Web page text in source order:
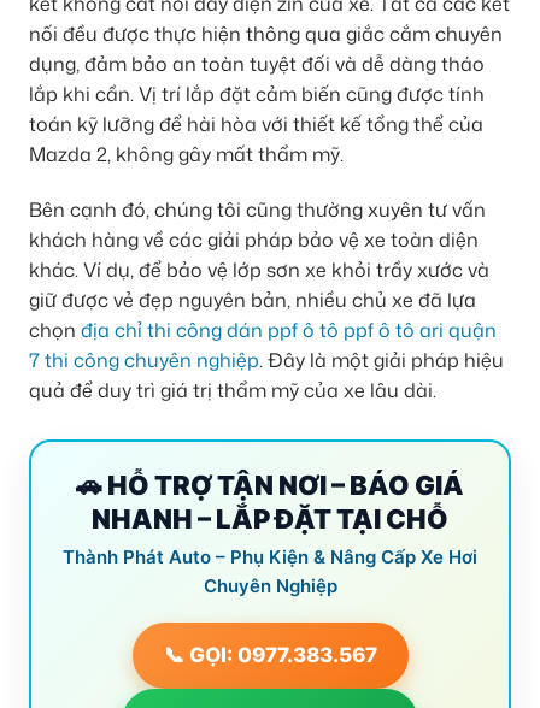
nối đều được thực hiện thông qua giắc cắm chuyên
dụng, đảm bảo an toàn tuyệt đối và dễ dàng tháo
lắp khi cần. Vị trí lắp đặt cảm biến cũng được tính
toán kỹ lưỡng để hài hòa với thiết kế tổng thể của
Mazda 2, không gây mất thẩm mỹ.
Bên cạnh đó, chúng tôi cũng thường xuyên tư vấn
khách hàng về các giải pháp bảo vệ xe toàn diện
khác. Ví dụ, để bảo vệ lớp sơn xe khỏi trầy xước và
giữ được vẻ đẹp nguyên bản, nhiều chủ xe đã lựa
chọn địa chỉ thi công dán ppf ô tô ppf ô tô ari quận
7 thi công chuyên nghiệp. Đây là một giải pháp hiệu
quả để duy trì giá trị thẩm mỹ của xe lâu dài.
🚗 HỖ TRỢ TẬN NƠI – BÁO GIÁ
NHANH – LẮP ĐẶT TẠI CHỖ
Thành Phát Auto – Phụ Kiện & Nâng Cấp Xe Hơi
Chuyên Nghiệp
📞 GỌI: 0977.383.567